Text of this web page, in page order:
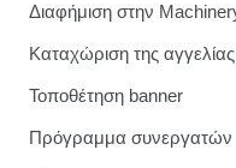
Διαφήμιση στην
Καταχώριση της
Τοποθέτηση banner
Πρόγραμμα συνεργατών